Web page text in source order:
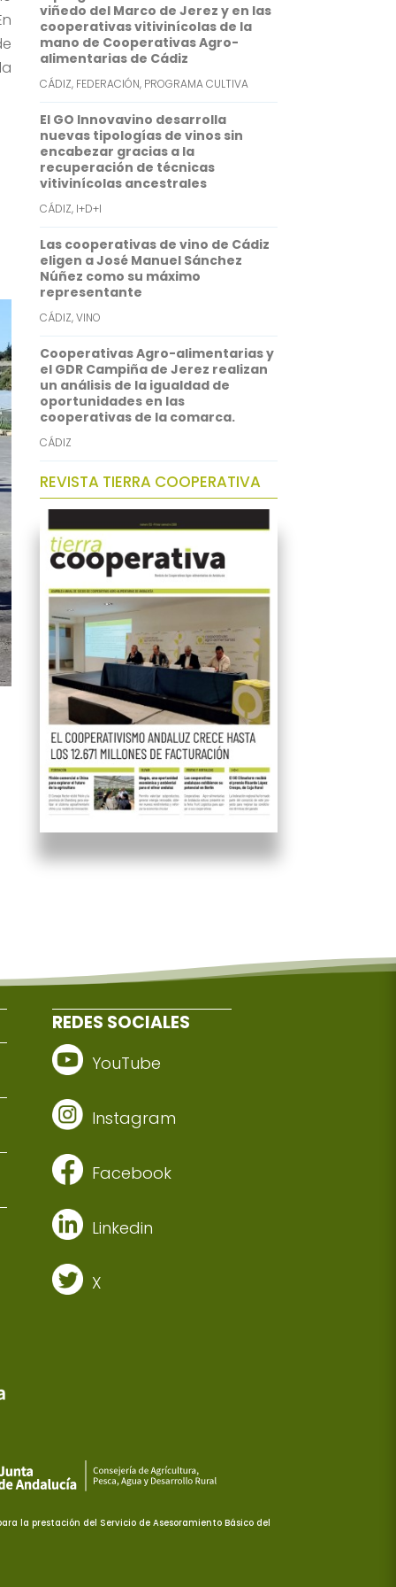
o
k
e
r
lt
s
A
p
p
n
k
e
d
I
n
viñedo del Marco de Jerez y en las
cooperativas vitivinícolas de la
mano de Cooperativas Agro-
alimentarias de Cádiz
CÁDIZ, FEDERACIÓN, PROGRAMA CULTIVA
El GO Innovavino desarrolla
nuevas tipologías de vinos sin
encabezar gracias a la
recuperación de técnicas
vitivinícolas ancestrales
CÁDIZ, I+D+I
Las cooperativas de vino de Cádiz
eligen a José Manuel Sánchez
Núñez como su máximo
representante
CÁDIZ,VINO
Cooperativas Agro-alimentarias y
el GDR Campiña de Jerez realizan
un análisis de la igualdad de
oportunidades en las
cooperativas de la comarca.
CÁDIZ
REVISTA TIERRA COOPERATIVA
REDES SOCIALES
YouTube
Instagram
Facebook
Linkedin
X
la prestación del Servicio de Asesoramiento Básico del